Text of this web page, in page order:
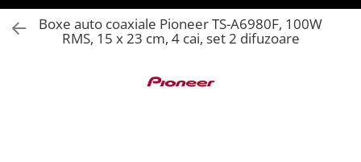
ATV-uri Electrice
Trotinete Electrice
Boxe auto coaxiale Pioneer TS-A6980F, 100W
RMS, 15 x 23 cm, 4 cai, set 2 difuzoare